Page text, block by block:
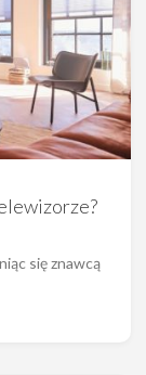
się znawcą